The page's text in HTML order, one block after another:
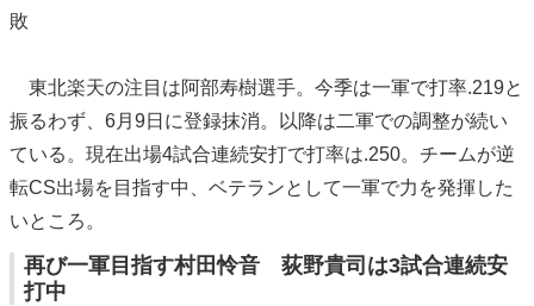
敗
東北楽天の注目は阿部寿樹選手。今季は一軍で打率.219と
振るわず、6月9日に登録抹消。以降は二軍での調整が続い
ている。現在出場4試合連続安打で打率は.250。チームが逆
転CS出場を目指す中、ベテランとして一軍で力を発揮した
いところ。
再び一軍目指す村田怜音 荻野貴司は3試合連続安
打中